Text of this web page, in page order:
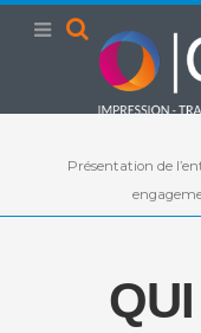
Présentation de